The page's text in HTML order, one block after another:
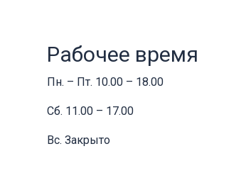
Рабочее время
Пн. – Пт. 10.00 – 18.00
Сб. 11.00 – 17.00
Вс. Закрыто